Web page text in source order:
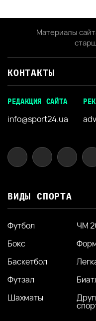
Материалы
КОНТАКТЫ
РЕДАКЦИЯ САЙТА
info@sport24.ua
ВИДЫ СПОРТА
Футбол ЧМ
Бокс
Баскетбол
Футзал
Шахматы